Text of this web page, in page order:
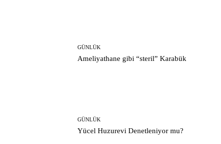
GÜNLÜK
Ameliyathane gibi “steril” Karabük
GÜNLÜK
Yücel Huzurevi Denetleniyor mu?